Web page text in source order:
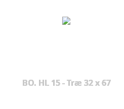
BO. HL 15 - Træ 32 x 67